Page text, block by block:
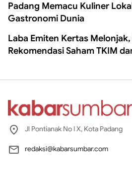
Padang Memacu Kuliner
Gastronomi Dunia
Laba Emiten Kertas Melonjak,
Rekomendasi Saham TKIM
Jl Pontianak No I X, Kota Padang
redaksi@kabarsumbar.com